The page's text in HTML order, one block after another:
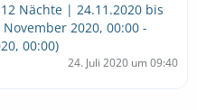
Nächte | 24.11.2020 bis
2020, 00:00 -
00:00)
24. Juli 2020 um 09:40